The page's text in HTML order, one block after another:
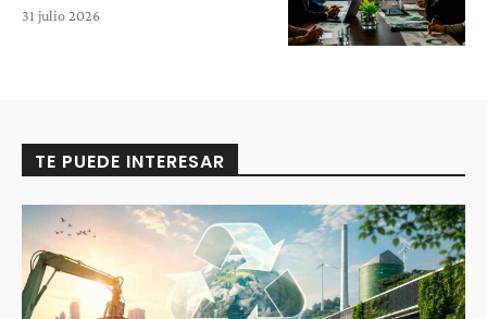
31 julio 2026
TE PUEDE INTERESAR